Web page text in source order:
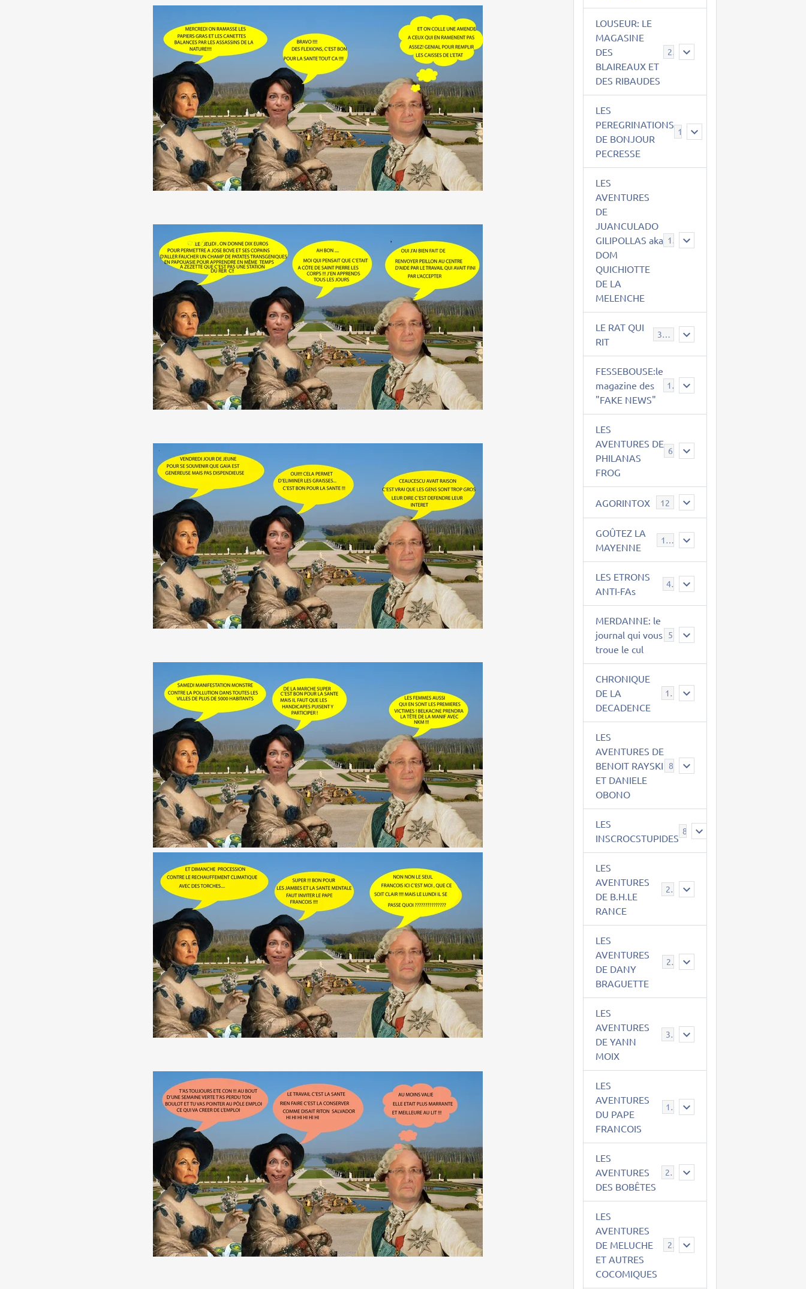
LOUSEUR: LE
MAGASINE
DES
BLAIREAUX ET
DES RIBAUDES
21
LES
PEREGRINATIONS
DE BONJOUR
PECRESSE
14
LES
AVENTURES
DE
JUANCULADO
GILIPOLLAS aka
DOM
QUICHIOTTE
DE LA
MELENCHE
119
LE RAT QUI
RIT
395
FESSEBOUSE:le
magazine des
"FAKE NEWS"
19
LES
AVENTURES DE
PHILANAS
FROG
AGORINTOX 12
GOÛTEZ LA
MAYENNE
189
LES ETRONS
ANTI-FAs
4
MERDANNE: le
journal qui vous
troue le cul
CHRONIQUE
DE LA
DECADENCE
12
LES
AVENTURES DE
BENOIT RAYSKI
ET DANIELE
OBONO
LES
INSCROCSTUPIDES
8
LES
AVENTURES
DE B.H.LE
RANCE
21
LES
AVENTURES
DE DANY
BRAGUETTE
29
LES
AVENTURES
DE YANN
MOIX
39
LES
AVENTURES
DU PAPE
FRANCOIS
15
LES
AVENTURES
DES BOBÊTES
23
LES
AVENTURES
DE MELUCHE
ET AUTRES
COCOMIQUES
22